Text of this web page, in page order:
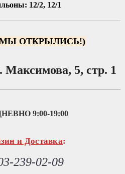
12/2, 12/1
(МЫ ОТКРЫЛИСЬ!)
Максимова, 5, стр. 1
9:00-19:00
и Доставка:
239-02-09